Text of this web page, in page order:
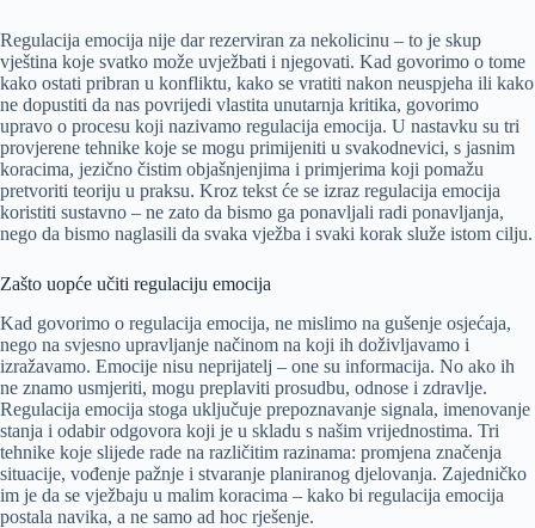
Regulacija emocija nije dar rezerviran za nekolicinu – to je skup
vještina koje svatko može uvježbati i njegovati. Kad govorimo o tome
kako ostati pribran u konfliktu, kako se vratiti nakon neuspjeha ili kako
ne dopustiti da nas povrijedi vlastita unutarnja kritika, govorimo
upravo o procesu koji nazivamo regulacija emocija. U nastavku su tri
provjerene tehnike koje se mogu primijeniti u svakodnevici, s jasnim
koracima, jezično čistim objašnjenjima i primjerima koji pomažu
pretvoriti teoriju u praksu. Kroz tekst će se izraz regulacija emocija
koristiti sustavno – ne zato da bismo ga ponavljali radi ponavljanja,
nego da bismo naglasili da svaka vježba i svaki korak služe istom cilju.
Zašto uopće učiti regulaciju emocija
Kad govorimo o regulacija emocija, ne mislimo na gušenje osjećaja,
nego na svjesno upravljanje načinom na koji ih doživljavamo i
izražavamo. Emocije nisu neprijatelj – one su informacija. No ako ih
ne znamo usmjeriti, mogu preplaviti prosudbu, odnose i zdravlje.
Regulacija emocija stoga uključuje prepoznavanje signala, imenovanje
stanja i odabir odgovora koji je u skladu s našim vrijednostima. Tri
tehnike koje slijede rade na različitim razinama: promjena značenja
situacije, vođenje pažnje i stvaranje planiranog djelovanja. Zajedničko
im je da se vježbaju u malim koracima – kako bi regulacija emocija
postala navika, a ne samo ad hoc rješenje.